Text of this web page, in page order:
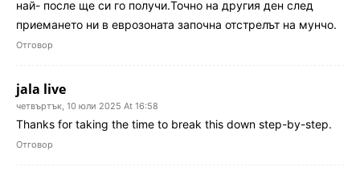
най- после ще си го получи.Точно на другия ден след
приемането ни в еврозоната започна отстрелът на мунчо.
Отговор
jala live
четвъртък, 10 юли 2025 At 16:58
Thanks for taking the time to break this down step-by-step.
Отговор